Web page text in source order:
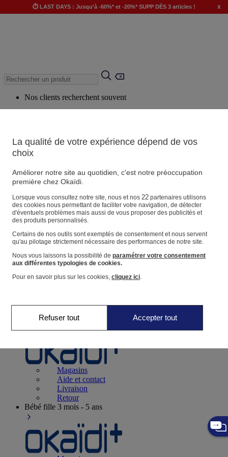
⏱️ LAST DAYS : Jusqu'à -60%* et -20%* SUPP DÈS 3 articles ! x
Nos clients recherchent souvent
Produits suggérés
Voir tous les produits
Magasin
Vos informations personnelles
Suivre une commande
Panier
Favoris
Naissance0-12 mois
Magasins
Aide et contact
Livraison
Retour
Bébé fille 3 mois - 5 ans
La qualité de votre expérience dépend de vos
choix
Améliorer notre site au quotidien, c'est notre préoccupation
première chez Okaïdi.
Lorsque vous consultez notre site, nous et nos 22partenaires utilisons
des cookies nous permettant de faciliter votre navigation, de détecter
d'éventuels problèmes mais aussi de vous proposer des publicités et
des produits personnalisés.
Certains de nos outils sont exemptés de consentement et nous servent
qu'au pilotage strictement nécessaire des performances de notre site.
Nous vous laissons la possibilité de paramétrer votre consentement
aux différentes typologies de cookies.
Pour en savoir plus sur les cookies, cliquez ici.
Refuser tout Accepter tout